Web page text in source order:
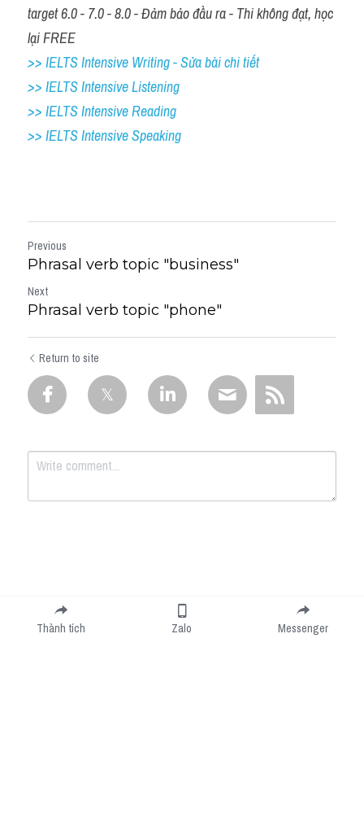
target 6.0 - 7.0 - 8.0 - Đảm bảo đầu ra - Thi không đạt, học
lại FREE
>> IELTS Intensive Writing - Sửa bài chi tiết
>> IELTS Intensive Listening
>> IELTS Intensive Reading
>> IELTS Intensive Speaking
Previous
Phrasal verb topic "business"
Next
Phrasal verb topic "phone"
Return to site
Submit
Thành tích Zalo Messenger